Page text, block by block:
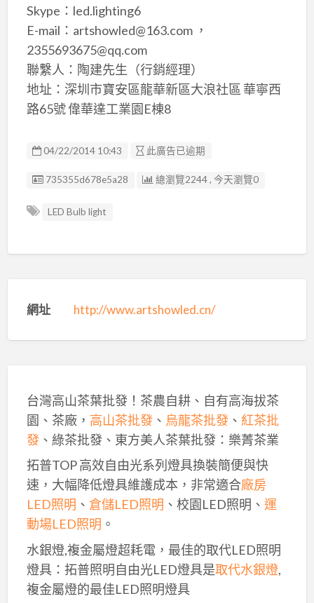
Skype：led.lighting6
E-mail：artshowled@163.com ，
2355693675@qq.com
聯繫人：陶建先生（行銷經理）
地址：深圳市寶安區龍華新區大浪社區 華寧西
路65號 偉華達工業園E棟8
04/22/2014 10:43 此廣告已逾期
廣告编號
735355d678e5a28 總瀏覽2244 , 今天瀏覽0
LED Bulb light
網址 http://www.artshowled.cn/
台灣高山茶葉批發！茶農自耕、自有高海拔茶
園、茶廠， 高山茶批發、 烏龍茶批發、 紅茶批
發、綠茶批發、東方美人茶葉批發：樂菁茶業
拓普TOP 高效自由光系列燈具換裝簡便與快
速，大幅降低燈具維護成本，非常適合廠房
LED照明 、 倉儲LED照明 、校園LED照明、 運
動場LED照明 。
水銀燈,複金屬燈超耗電，最佳的取代LED照明
燈具：拓普照明自由光LED燈具是取代水銀燈,
複金屬燈的最佳LED照明燈具